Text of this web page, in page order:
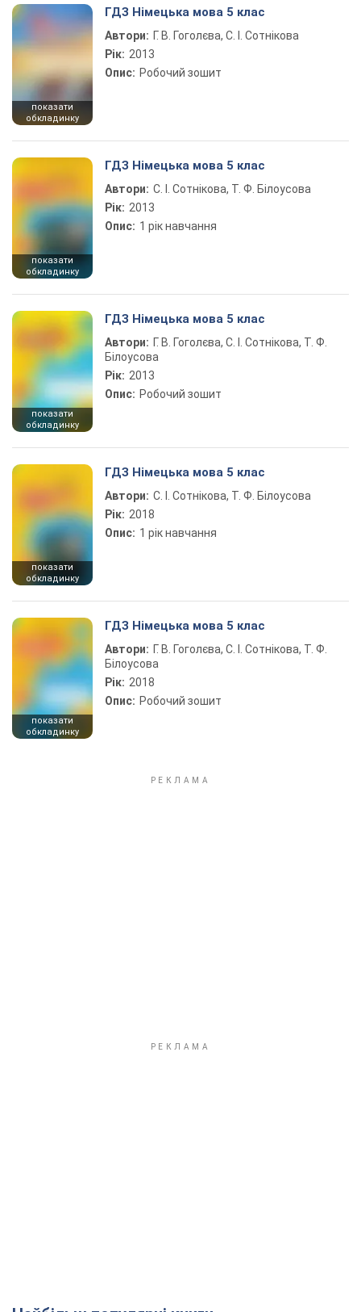
показати
обкладинку
ГДЗ Німецька мова 5 клас
Автори: Г. В. Гоголєва, С. І. Сотнікова
Рік: 2013
Опис: Робочий зошит
показати
обкладинку
ГДЗ Німецька мова 5 клас
Автори: С. І. Сотнікова, Т. Ф. Білоусова
Рік: 2013
Опис: 1 рік навчання
показати
обкладинку
ГДЗ Німецька мова 5 клас
Автори: Г. В. Гоголєва, С. І. Сотнікова, Т. Ф.
Білоусова
Рік: 2013
Опис: Робочий зошит
показати
обкладинку
ГДЗ Німецька мова 5 клас
Автори: С. І. Сотнікова, Т. Ф. Білоусова
Рік: 2018
Опис: 1 рік навчання
показати
обкладинку
ГДЗ Німецька мова 5 клас
Автори: Г. В. Гоголєва, С. І. Сотнікова, Т. Ф.
Білоусова
Рік: 2018
Опис: Робочий зошит